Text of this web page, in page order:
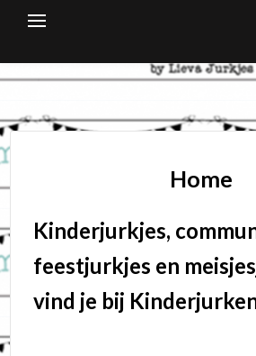
Home
Kinderjurkjes,
feestjurkjes en
vind je bij